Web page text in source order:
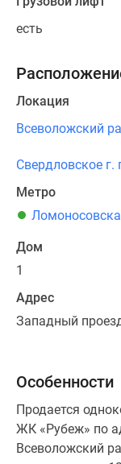
есть
Локация
Всеволожский
Свердловское г.
Метро
Дом
1
Адрес
Западный
Особенности
Продается
ЖК «Рубеж» по
Всеволожский